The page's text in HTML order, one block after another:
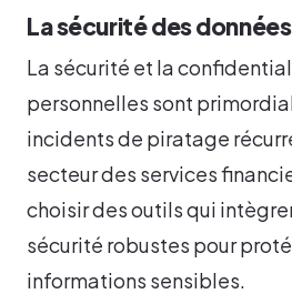
La sécurité des données
La sécurité et la
personnelles sont
incidents de piratage
secteur des services
choisir des outils qui
sécurité robustes pour
informations sensibles.